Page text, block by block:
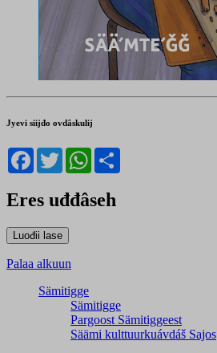
Jyevi siijđo ovdâskulij
Facebook
TwitterWhatsApp
Eres uđđâseh
Palaa alkuun
Sämitigge
Sämitigge
Pargoost Sämitiggeest
Säämi kulttuurkuávdáš Sajos